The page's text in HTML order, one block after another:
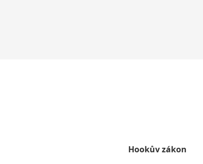
Hookův zákon